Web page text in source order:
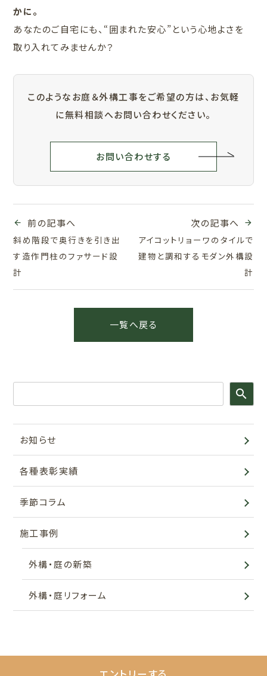
かに。
あなたのご自宅にも、“囲まれた安心”という心地よさを
取り入れてみませんか？
このようなお庭＆外構工事をご希望の方は、お気軽
に無料相談へお問い合わせください。
お問い合わせする
前の記事へ
斜め階段で奥行きを引き出
す造作門柱のファサード設
計
次の記事へ
アイコットリョーワのタイルで
建物と調和するモダン外構設
計
一覧へ戻る
search
お知らせ
各種表彰実績
季節コラム
施工事例
外構・庭の新築
外構・庭リフォーム